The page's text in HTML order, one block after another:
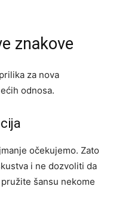
znakove
za nova
odnosa.
očekujemo. Zato
i ne dozvoliti da
šansu nekome